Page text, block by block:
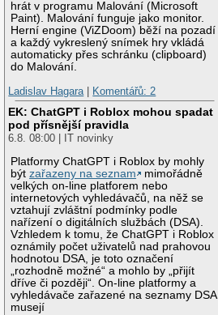
hrát v programu Malování (Microsoft
Paint). Malování funguje jako monitor.
Herní engine (ViZDoom) běží na pozadí
a každý vykreslený snímek hry vkládá
automaticky přes schránku (clipboard)
do Malování.
Ladislav Hagara
Komentářů: 2
EK: ChatGPT i Roblox mohou spadat
pod přísnější pravidla
6.8. 08:00 | IT novinky
Platformy ChatGPT i Roblox by mohly
býtzařazeny na seznam
mimořádně
velkých on-line platforem nebo
internetových vyhledávačů, na něž se
vztahují zvláštní podmínky podle
nařízení o digitálních službách (DSA).
Vzhledem k tomu, že ChatGPT i Roblox
oznámily počet uživatelů nad prahovou
hodnotou DSA, je toto označení
„rozhodně možné“ a mohlo by „přijít
dříve či později“. On-line platformy a
vyhledávače zařazené na seznamy DSA
musejí